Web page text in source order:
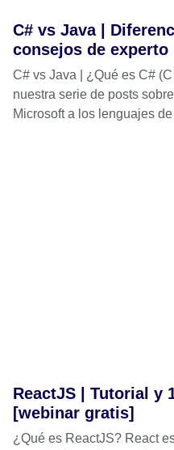
C# vs Java |
consejos de experto
C# vs Java | ¿Qué es C#
nuestra serie de posts
Microsoft a los lenguajes
ReactJS | Tutorial y
[webinar gratis]
¿Qué es ReactJS? React